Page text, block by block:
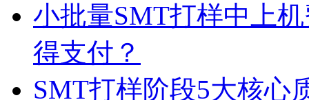
小批量SMT打样中上
得支付？
SMT打样阶段5大核心